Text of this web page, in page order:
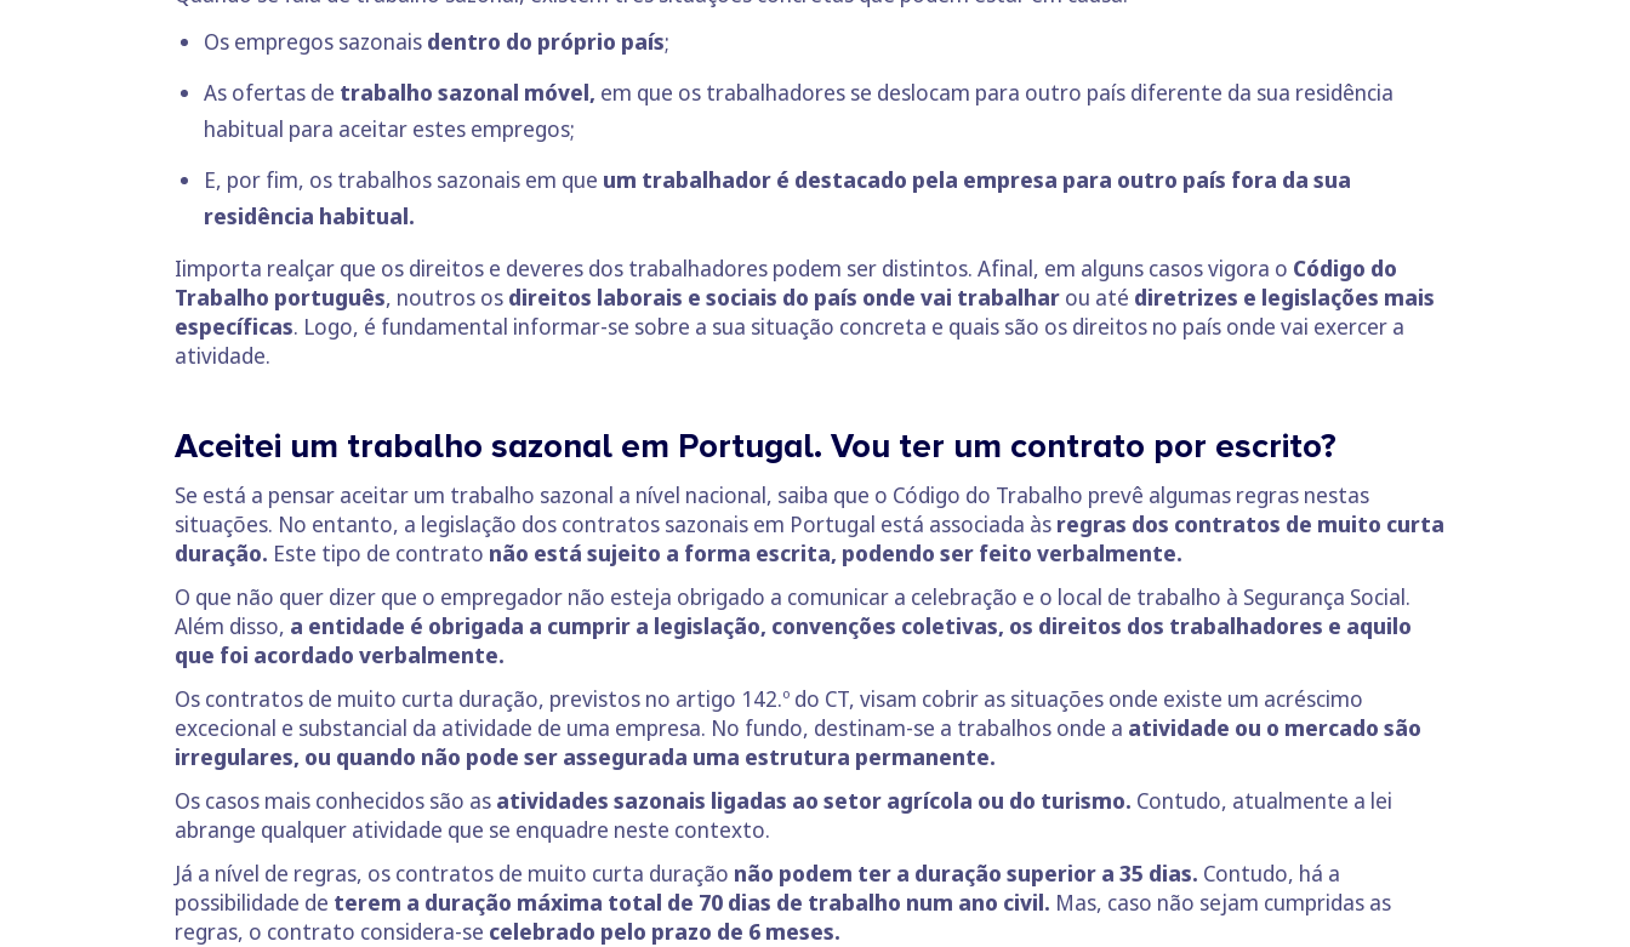
Os empregos sazonais dentro do próprio país;
As ofertas de trabalho sazonal móvel, em que os trabalhadores se deslocam para outro país diferente da sua residência
habitual para aceitar estes empregos;
E, por fim, os trabalhos sazonais em que um trabalhador é destacado pela empresa para outro país fora da sua
residência habitual.
Iimporta realçar que os direitos e deveres dos trabalhadores podem ser distintos. Afinal, em alguns casos vigora o Código do
Trabalho português, noutros os direitos laborais e sociais do país onde vai trabalhar ou até diretrizes e legislações mais
específicas. Logo, é fundamental informar-se sobre a sua situação concreta e quais são os direitos no país onde vai exercer a
atividade.
Aceitei um trabalho sazonal em Portugal. Vou ter um contrato por escrito?
Se está a pensar aceitar um trabalho sazonal a nível nacional, saiba que o Código do Trabalho prevê algumas regras nestas
situações. No entanto, a legislação dos contratos sazonais em Portugal está associada às regras dos contratos de muito curta
duração. Este tipo de contrato não está sujeito a forma escrita, podendo ser feito verbalmente.
O que não quer dizer que o empregador não esteja obrigado a comunicar a celebração e o local de trabalho à Segurança Social.
Além disso, a entidade é obrigada a cumprir a legislação, convenções coletivas, os direitos dos trabalhadores e aquilo
que foi acordado verbalmente.
Os contratos de muito curta duração, previstos no artigo 142.º do CT, visam cobrir as situações onde existe um acréscimo
excecional e substancial da atividade de uma empresa. No fundo, destinam-se a trabalhos onde a atividade ou o mercado são
irregulares, ou quando não pode ser assegurada uma estrutura permanente.
Os casos mais conhecidos são as atividades sazonais ligadas ao setor agrícola ou do turismo. Contudo, atualmente a lei
abrange qualquer atividade que se enquadre neste contexto.
Já a nível de regras, os contratos de muito curta duração não podem ter a duração superior a 35 dias. Contudo, há a
possibilidade de terem a duração máxima total de 70 dias de trabalho num ano civil. Mas, caso não sejam cumpridas as
regras, o contrato considera-se celebrado pelo prazo de 6 meses.